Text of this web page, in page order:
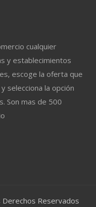
cualquier
y establecimientos
escoge la oferta que
selecciona la opción
Son mas de 500
Reservados